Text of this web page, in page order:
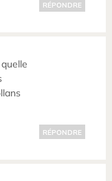
RÉPONDRE
RÉPONDRE